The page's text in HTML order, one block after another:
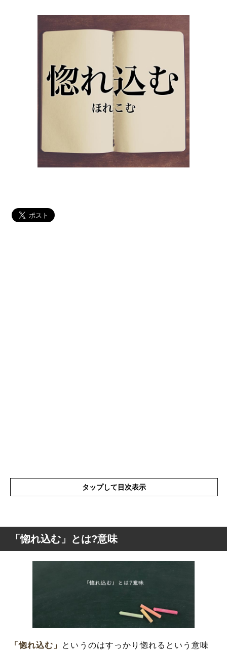
タップして目次表示
「惚れ込む」とは?意味
「惚れ込む」の類語や類義語
「惚れ込む」とは?意味
「惚れ込む」 というのはすっかり惚れるという意味